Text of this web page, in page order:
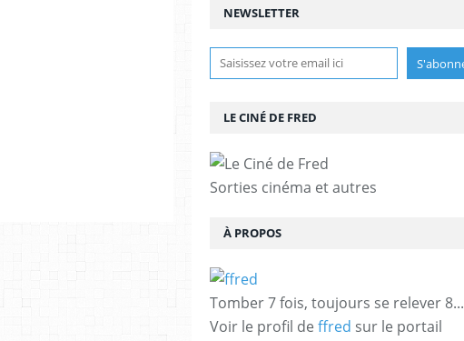
NEWSLETTER
LE CINÉ DE FRED
Sorties cinéma et autres
À PROPOS
Tomber 7 fois, toujours se relever 8...
Voir le profil de ffred sur le portail